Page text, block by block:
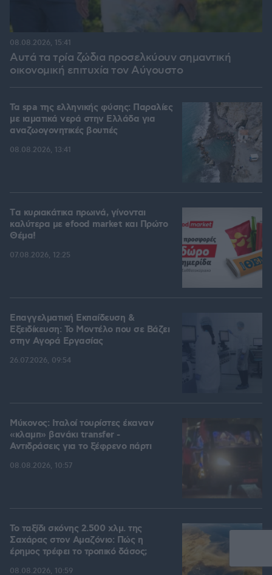
Αυτά τα τρία ζώδια προσελκύουν σημαντική
οικονομική επιτυχία τον Αύγουστο
08.08.2026, 15:41
Τα spa της ελληνικής φύσης: Παραλίες
με ιαματικά νερά στην Ελλάδα για
αναζωογονητικές βουτιές
08.08.2026, 13:41
Tα κυριακάτικα πρωινά, γίνονται
καλύτερα με efood market και Πρώτο
Θέμα!
07.08.2026, 12:25
Επαγγελματική Εκπαίδευση &
Εξειδίκευση: Το Mοντέλο που σε Bάζει
στην Aγορά Eργασίας
26.07.2026, 09:54
Μύκονος: Ιταλοί τουρίστες έκαναν
«κλαμπ» βανάκι transfer -
Αντιδράσεις για το ξέφρενο πάρτι
08.08.2026, 10:57
Το ταξίδι σκόνης 2.500 χλμ. της
Σαχάρας στον Αμαζόνιο: Πώς η
έρημος τρέφει το τροπικό δάσος;
08.08.2026, 10:59